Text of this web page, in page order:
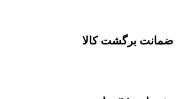
ضمانت برگشت کالا